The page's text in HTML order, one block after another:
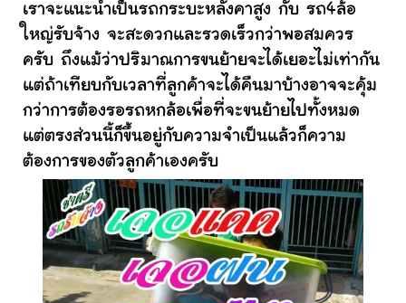
เราจะแนะนำเป็นรถกระบะหลังคาสูง กับ รถ4ล้อ
ใหญ่รับจ้าง จะสะดวกและรวดเร็วกว่าพอสมควร
ครับ ถึงแม้ว่าปริมาณการขนย้ายจะได้เยอะไม่เท่ากัน
แต่ถ้าเทียบกับเวลาที่ลูกค้าจะได้คืนมาบ้างอาจจะคุ้ม
กว่าการต้องรอรถหกล้อเพื่อที่จะขนย้ายไปทั้งหมด
แต่ตรงส่วนนี้ก็ขึ้นอยู่กับความจำเป็นแล้วก็ความ
ต้องการของตัวลูกค้าเองครับ